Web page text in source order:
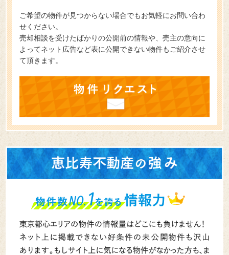
ご希望の物件が見つからない場合でもお気軽にお問い合わ
せください。
売却相談を受けたばかりの公開前の情報や、売主の意向に
よってネット広告など表に公開できない物件もご紹介させ
て頂きます。